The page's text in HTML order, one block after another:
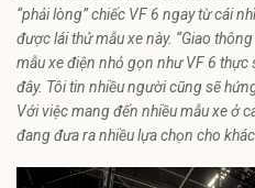
“phải lòng” chiếc VF 6 ngay từ cái
được lái thử mẫu xe này. “Giao
mẫu xe điện nhỏ gọn như VF 6
đây. Tôi tin nhiều người cũng sẽ
Với việc mang đến nhiều mẫu xe ở
đang đưa ra nhiều lựa chọn cho